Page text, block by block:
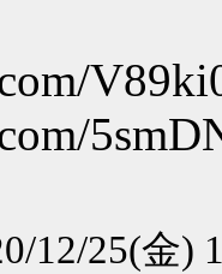
12/25(金)